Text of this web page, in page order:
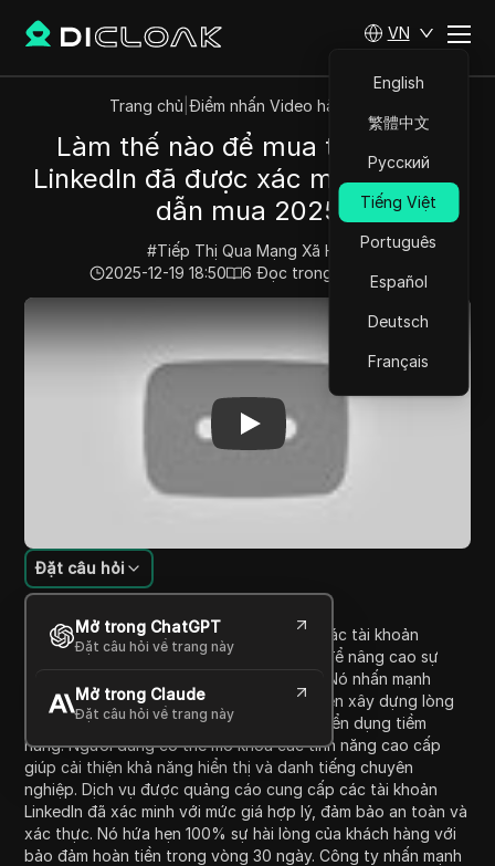
VN
English
繁體中文
Русский
Tiếng Việt
Português
Español
Deutsch
Français
Trang chủ Điểm nhấn Video hàng đầu
Làm thế nào để mua tài khoản
LinkedIn đã được xác minh Hướng
dẫn mua 2025
#Tiếp Thị Qua Mạng Xã Hội
2025-12-19 18:50
6 Đọc trong giây phút
Play Video:Làm thế nào để mua tài khoản LinkedIn
Giới thiệu nội dung
Đặt câu hỏi
Mở trong ChatGPT
Đặt câu hỏi về trang này
Mở trong Claude
Đặt câu hỏi về trang này
Video này nhấn mạnh lợi ích của việc có các tài khoản
LinkedIn đã xác minh với hơn 500 kết nối để nâng cao sự
hiện diện và độ tin cậy trong kinh doanh. Nó nhấn mạnh
cách những tài khoản như vậy tạo điều kiện xây dựng lòng
tin với các khách hàng, đối tác và nhà tuyển dụng tiềm
năng. Người dùng có thể mở khóa các tính năng cao cấp
giúp cải thiện khả năng hiển thị và danh tiếng chuyên
nghiệp. Dịch vụ được quảng cáo cung cấp các tài khoản
LinkedIn đã xác minh với mức giá hợp lý, đảm bảo an toàn và
xác thực. Nó hứa hẹn 100% sự hài lòng của khách hàng với
bảo đảm hoàn tiền trong vòng 30 ngày. Công ty nhấn mạnh